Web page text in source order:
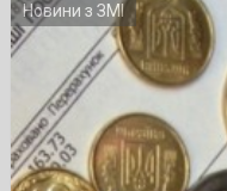
Новини з ЗМІ